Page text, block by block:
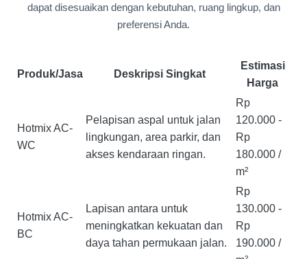
dapat disesuaikan dengan kebutuhan, ruang lingkup, dan
preferensi Anda.
Produk/Jasa Deskripsi Singkat
Estimasi
Harga
Hotmix AC-
WC
Pelapisan aspal untuk jalan
lingkungan, area parkir, dan
akses kendaraan ringan.
Rp
120.000 -
Rp
180.000 /
m²
Hotmix AC-
BC
Lapisan antara untuk
meningkatkan kekuatan dan
daya tahan permukaan jalan.
Rp
130.000 -
Rp
190.000 /